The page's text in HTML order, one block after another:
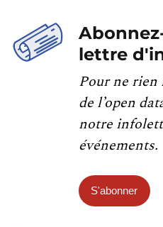
lettre
Pour ne rien
de l’open
notre
événements.
S'abonner